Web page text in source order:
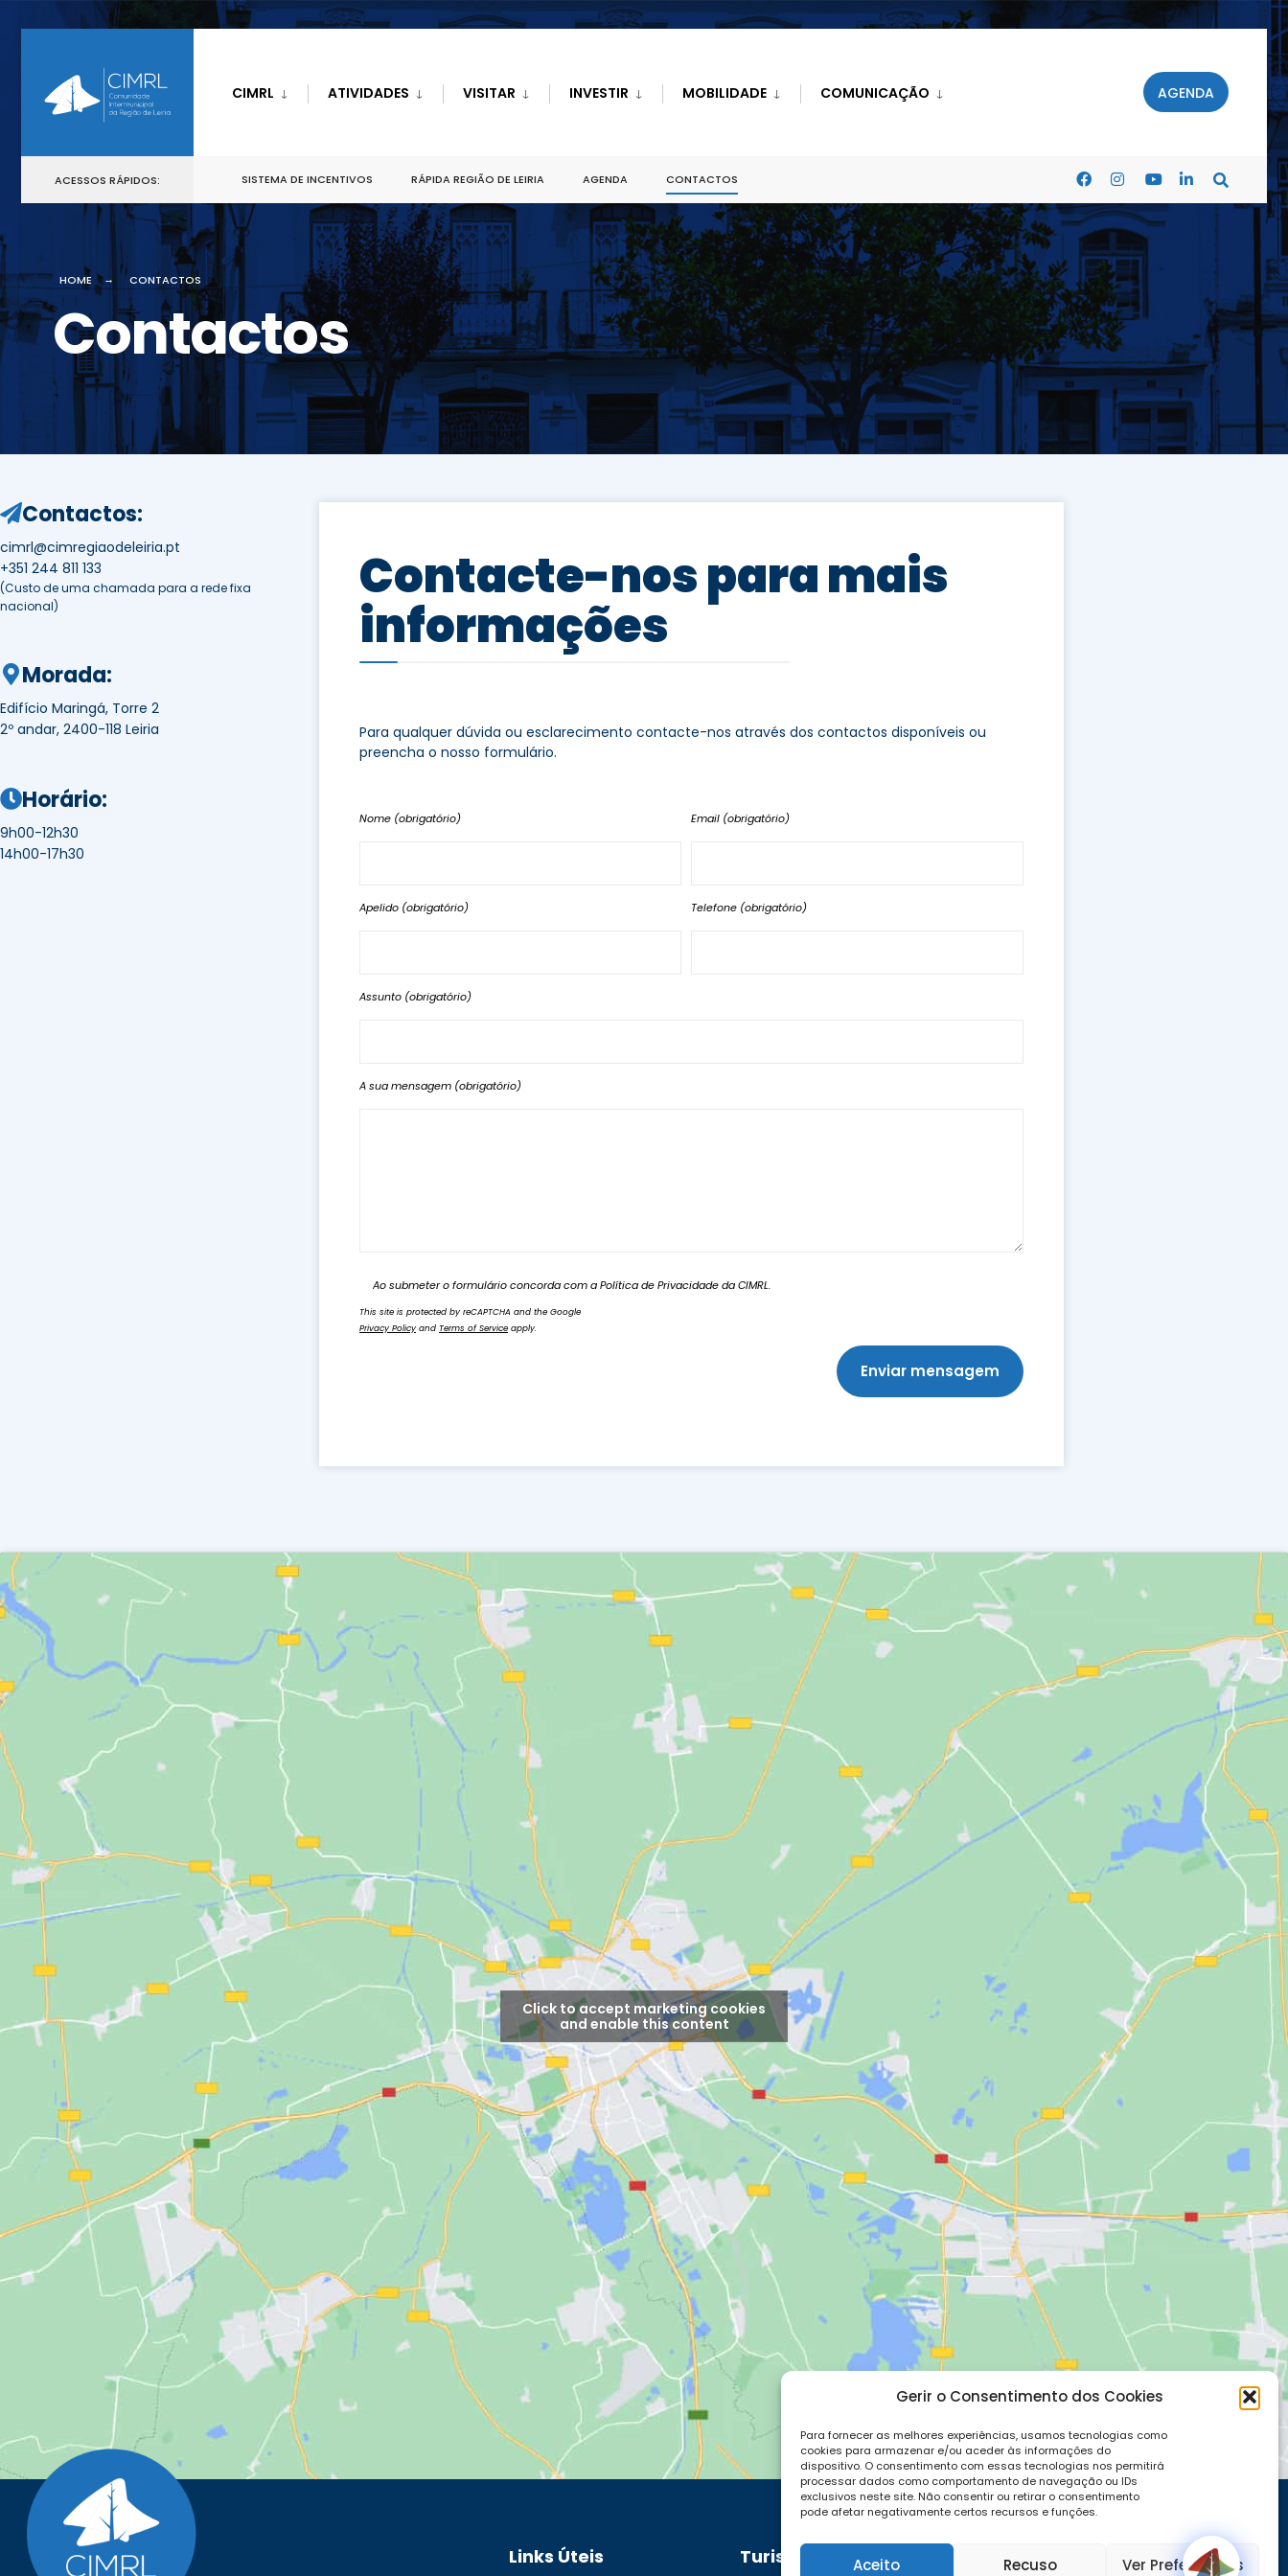
Gerir o Consentimento dos Cookies
Para fornecer as melhores experiências, usamos tecnologias como
cookies para armazenar e/ou aceder às informações do
dispositivo. O consentimento com essas tecnologias nos permitirá
processar dados como comportamento de navegação ou IDs
exclusivos neste site. Não consentir ou retirar o consentimento
pode afetar negativamente certos recursos e funções.
Aceito Recuso Ver Preferências
CIMRL ATIVIDADES VISITAR INVESTIR MOBILIDADE COMUNICAÇÃO AGENDA
ACESSOS RÁPIDOS: SISTEMA DE INCENTIVOS RÁPIDA REGIÃO DE LEIRIA AGENDA CONTACTOS
HOME CONTACTOS
Contactos
Contactos:
cimrl@cimregiaodeleiria.pt
+351 244 811 133
(Custo de uma chamada para a rede fixa
nacional)
Morada:
Edifício Maringá, Torre 2
2º andar, 2400-118 Leiria
Horário:
9h00-12h30
14h00-17h30
Contacte-nos para mais
informações
Para qualquer dúvida ou esclarecimento contacte-nos através dos contactos disponíveis ou
preencha o nosso formulário.
Nome (obrigatório)
Apelido (obrigatório)
Email (obrigatório)
Telefone (obrigatório)
Assunto (obrigatório)
A sua mensagem (obrigatório)
Ao submeter o formulário concorda com a Política de Privacidade da CIMRL.
This site is protected by reCAPTCHA and the Google
Privacy Policy and Terms of Service apply.
Click to accept marketing cookies
and enable this content
Links Úteis Turismo